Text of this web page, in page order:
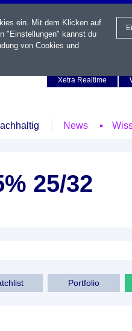
Xetra Realtime
News
25/32
Portfolio
ein. Mit dem Klicken auf
"Einstellungen" kannst du
von Cookies und